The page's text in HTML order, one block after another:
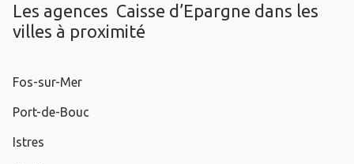
Les agences Caisse d’Epargne dans les
villes à proximité
Fos-sur-Mer
Port-de-Bouc
Istres